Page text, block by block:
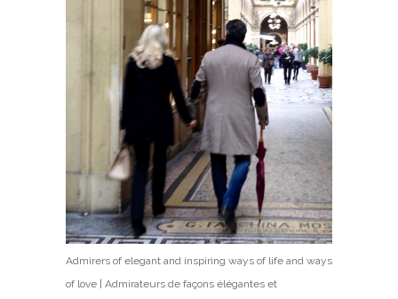
Admirers of elegant and inspiring ways of life and ways
of love | Admirateurs de façons élégantes et